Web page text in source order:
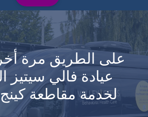
على الطريق مرة
عيادة فالي سيتيز
لخدمة مقاطعة